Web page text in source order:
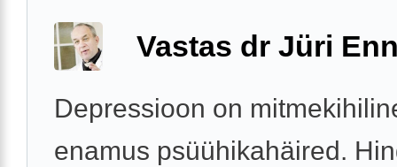
Vastas dr Jüri
Depressioon on
enamus psüühikahäired.